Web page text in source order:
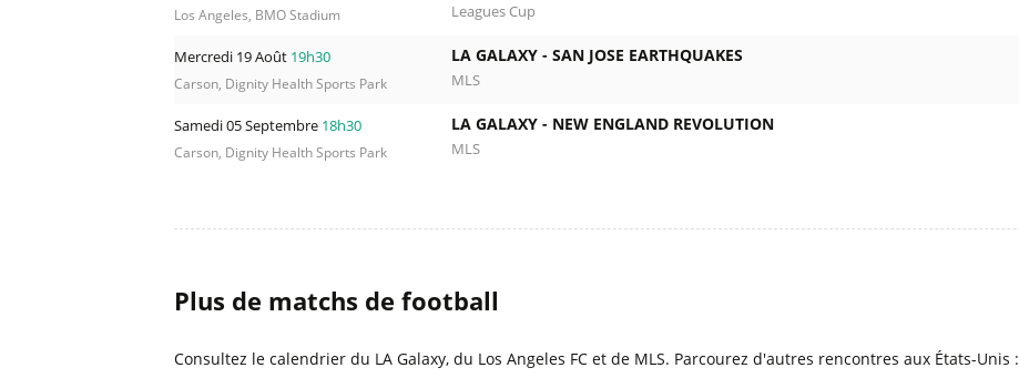
Los Angeles, BMO Stadium Leagues Cup
Mercredi 19 Août 19h30
Carson, Dignity Health Sports Park
LA GALAXY - SAN JOSE EARTHQUAKES
MLS
Samedi 05 Septembre 18h30
Carson, Dignity Health Sports Park
LA GALAXY - NEW ENGLAND REVOLUTION
MLS
Plus de matchs de football
Consultez le calendrier du LA Galaxy, du Los Angeles FC et de MLS. Parcourez d'autres rencontres aux États-Unis :